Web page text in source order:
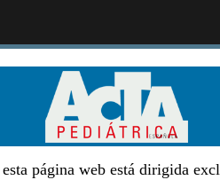
página web está dirigida